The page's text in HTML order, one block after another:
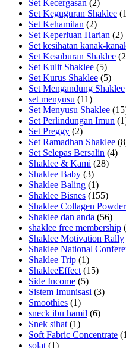
Set Kecergasan (2)
Set Keguguran Shaklee
Set Kehamilan (2)
Set Keperluan Harian (2)
Set kesihatan kanak-
Set Kesuburan Shaklee
Set Kulit Shaklee (5)
Set Kurus Shaklee (5)
Set Mengandung Shaklee
set menyusu (11)
Set Menyusu Shaklee
Set Perlindungan Imun
Set Preggy (2)
Set Ramadhan Shaklee
Set Selepas Bersalin (4)
Shaklee & Kami (28)
Shaklee Baby (3)
Shaklee Baling (1)
Shaklee Bisnes (155)
Shaklee Collagen Powder
Shaklee dan anda (56)
shaklee free membership
Shaklee Motivation Rally
Shaklee National
Shaklee Trip (1)
ShakleeEffect (15)
Side Income (5)
Sistem Imunisasi (3)
Smoothies (1)
sneck ibu hamil (6)
Snek sihat (1)
Soft Fabric Concentrate
solat (1)